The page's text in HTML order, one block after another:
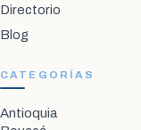
Directorio
Blog
CATEGORÍAS
Antioquia